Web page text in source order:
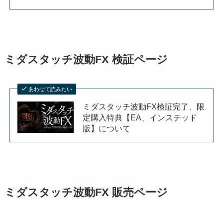
ミダスタッチ波動FX 検証ページ
あわせて読みたい
ミダスタッチ波動FX検証完了、限
定購入特典【EA、インステッド
版】について
ミダスタッチ波動FX 販売ページ